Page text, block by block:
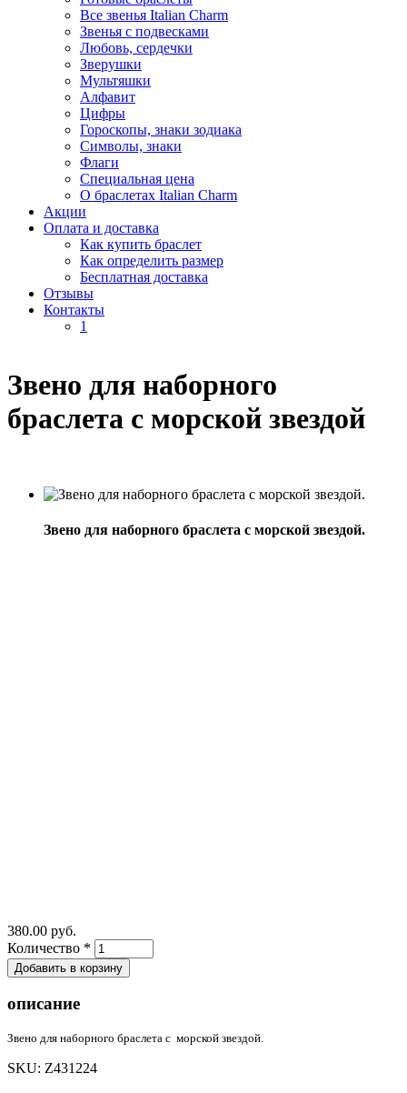
Все звенья Italian Charm
Звенья с подвесками
Любовь, сердечки
Зверушки
Мультяшки
Алфавит
Цифры
Гороскопы, знаки зодиака
Символы, знаки
Флаги
Специальная цена
О браслетах Italian Charm
Акции
Оплата и доставка
Как купить браслет
Как определить размер
Бесплатная доставка
Отзывы
Контакты
1
Звено для наборного
браслета с морской звездой
Звено для наборного браслета с морской звездой.
380.00 руб.
Количество *
описание
Звено для наборного браслета с морской звездой.
SKU: Z431224